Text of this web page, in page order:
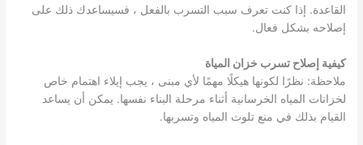
القاعدة. إذا كنت تعرف سبب التسرب بالفعل ، فسيساعدك ذلك على
إصلاحه بشكل فعال.
كيفية إصلاح تسرب خزان المياة
ملاحظة: نظرًا لكونها هيكلًا مهمًا لأي مبنى ، يجب إيلاء اهتمام خاص
لخزانات المياه الخرسانية أثناء مرحلة البناء نفسها. يمكن أن يساعد
القيام بذلك في منع تلوث المياه وتسربها.